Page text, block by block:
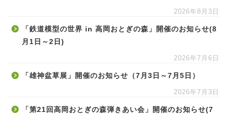
2026年8月3日
「鉄道模型の世界 in 高岡おとぎの森」開催のお知らせ(8
月1日～2日)
2026年7月6日
「雄神盆草展」開催のお知らせ（7月3日～7月5日）
2026年7月3日
「第21回高岡おとぎの森弾きあい会」開催のお知らせ(7